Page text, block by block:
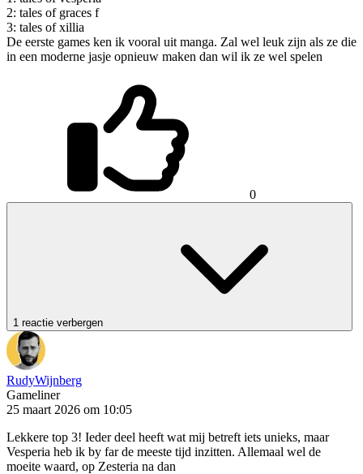
2: tales of graces f
3: tales of xillia
De eerste games ken ik vooral uit manga. Zal wel leuk zijn als ze die
in een moderne jasje opnieuw maken dan wil ik ze wel spelen
0
1 reactie verbergen
RudyWijnberg
Gameliner
25 maart 2026 om 10:05
Lekkere top 3! Ieder deel heeft wat mij betreft iets unieks, maar
Vesperia heb ik by far de meeste tijd inzitten. Allemaal wel de
moeite waard, op Zesteria na dan